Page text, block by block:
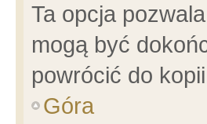
Ta opcja
mogą być
powrócić do
Góra